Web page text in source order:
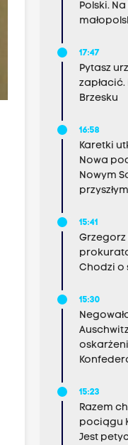
Polski.
17:47
Pytasz
zapłacić.
Brzesku
16:58
Karetki
Nowa
Nowym
15:41
Grzegorz
Chodzi o
15:30
15:23
Razem
pociągu
Jest